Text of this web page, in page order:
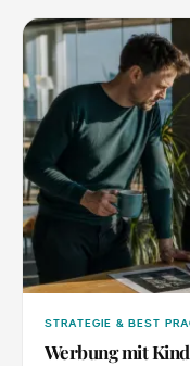
Security hinausgeht
Vertrauensfrage
STRATEGIE & BEST
Werbung mit